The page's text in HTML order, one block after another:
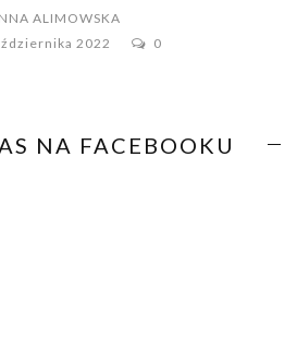
ALIMOWSKA
2022
0
NA FACEBOOKU